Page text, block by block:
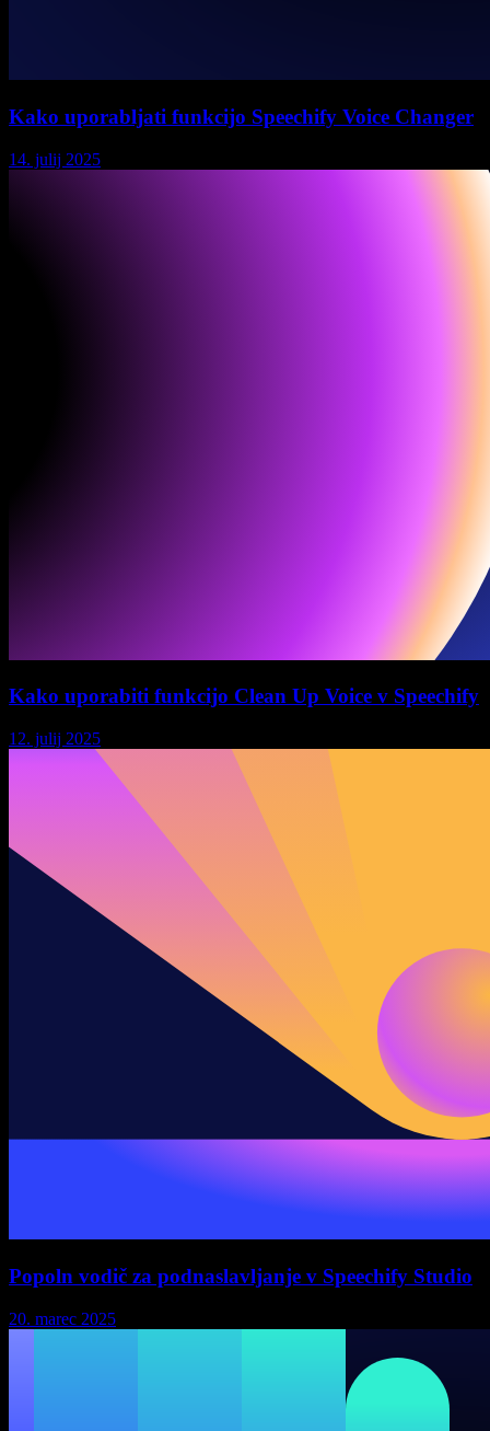
Kako uporabljati funkcijo Speechify Voice Changer
14. julij 2025
Kako uporabiti funkcijo Clean Up Voice v Speechify
12. julij 2025
Popoln vodič za podnaslavljanje v Speechify Studio
20. marec 2025